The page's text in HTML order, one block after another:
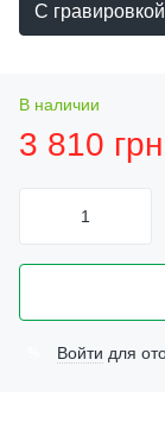
С гравировкой
В наличии
3 810 грн
Войти для